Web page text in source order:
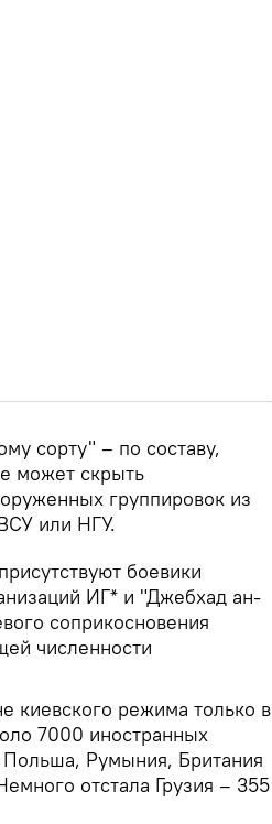
сорту" – по составу,
может скрыть
группировок из
или НГУ.
боевики
ИГ* и "Джебхад ан-
соприкосновения
численности
киевского режима только в
7000 иностранных
Польша, Румыния, Британия
отстала Грузия – 355